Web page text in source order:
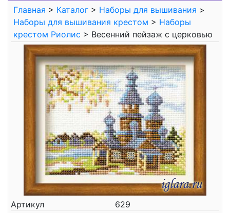
Главная > Каталог > Наборы для вышивания >
Наборы для вышивания крестом > Наборы
крестом Риолис > Весенний пейзаж с церковью
Артикул
629